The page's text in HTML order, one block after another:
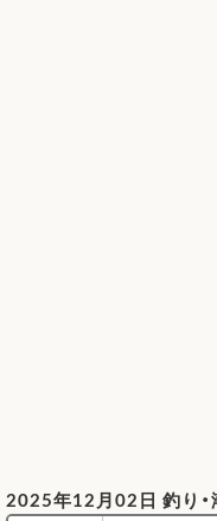
2025年12月02日 釣り